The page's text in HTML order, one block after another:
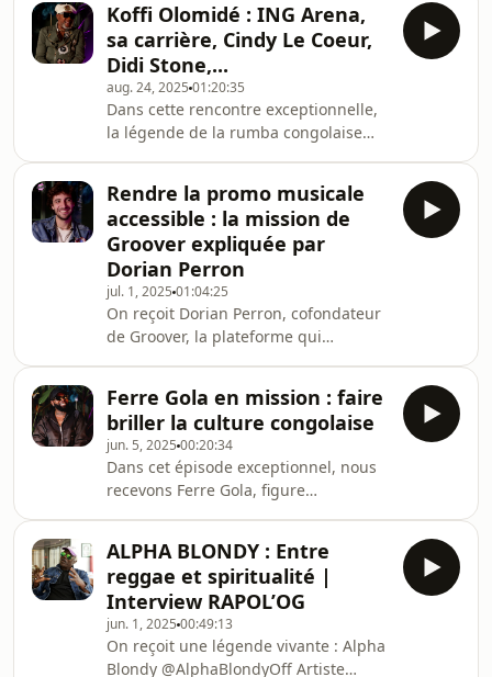
Koffi Olomidé : ING Arena,
sa carrière, Cindy Le Coeur,
Didi Stone,...
aug. 24, 2025 01:20:35
Dans cette rencontre exceptionnelle,
la légende de la rumba congolaise
sa carrière, ainsi que son grand
retour sur la scène européenne.Entre
confidences, projets et souvenirs,
découvrez un Koffi Olomidé sincère et
inspirant.Ne manquez pas cette
conversation unique avec l’un des
plus grands artistes africains de sa
génération#koffiol
Rendre la promo musicale
accessible : la mission de
Groover expliquée par
Dorian Perron
jul. 1, 2025 01:04:25
On reçoit Dorian Perron, cofondateur
de Groover, la plateforme qui
avec lui sur :Son parcours perso, de la
passion pour la musique à
l’entrepreneuriatLa création de
Groover et les débuts du projetLe
fonctionnement de la plateforme et sa
vision pour les artistes indésLe
business de la musique
aujourd’huiLes challenges, les
réussite
Ferre Gola en mission : faire
briller la culture congolaise
jun. 5, 2025 00:20:34
Dans cet épisode exceptionnel, nous
recevons Ferre Gola, figure
débuts dans Wenge Musica, ses
premiers pas dans le monde de la
musique auprès de grands noms
comme Werrason et JB Mpiana,
jusqu’à l’explosion de sa carrière solo
ALPHA BLONDY : Entre
reggae et spiritualité |
Interview RAPOL’OG
jun. 1, 2025 00:49:13
On reçoit une légende vivante : Alpha
Blondy @AlphaBlondyOff Artiste